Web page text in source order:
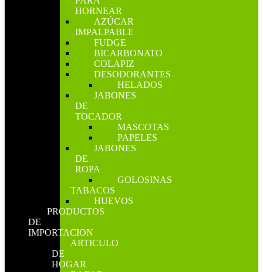
HORNEAR
AZÚCAR
IMPALPABLE
FUDGE
BICARBONATO
COLAPIZ
DESODORANTES
HELADOS
JABONES
DE
TOCADOR
MASCOTAS
PAPELES
JABONES
DE
ROPA
GOLOSINAS
TABACOS
HUEVOS
PRODUCTOS
DE
IMPORTACION
ARTICULO
DE
HOGAR